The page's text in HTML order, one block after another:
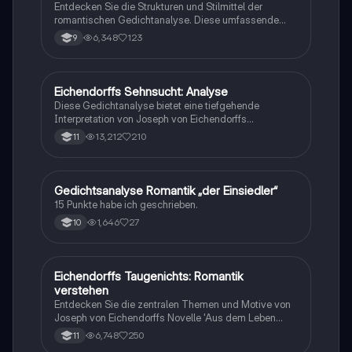
Entdecken Sie die Strukturen und Stilmittel der
romantischen Gedichtanalyse. Diese umfassende
Analyse behandelt die Merkmale der Romantik, die
verschiedenen Reimformen und die Bedeutung des
Eichendorff und anderen romantischen Dichtern
auseinandersetzen möchten.
9 6,348 123
Deutsch
Eichendorffs Sehnsucht: Analyse
Diese Gedichtanalyse bietet eine tiefgehende
Interpretation von Joseph von Eichendorffs
'Sehnsucht'. Entdecken Sie die zentralen Themen wie
Sehnsucht, Natur und Abenteuerlust, sowie die
und Struktur des Gedichts auseinandersetzen
möchten.
11 13,212 210
Deutsch
Gedichtsanalyse Romantik „der Einsiedler“
15 Punkte habe ich geschrieben.
10 1,646 27
Deutsch
Eichendorffs Taugenichts: Romantik
verstehen
Entdecken Sie die zentralen Themen und Motive von
Joseph von Eichendorffs Novelle 'Aus dem Leben
eines Taugenichts'. Diese Analyse bietet einen
Überblick über die Epoche der Romantik, die
11 6,748 250